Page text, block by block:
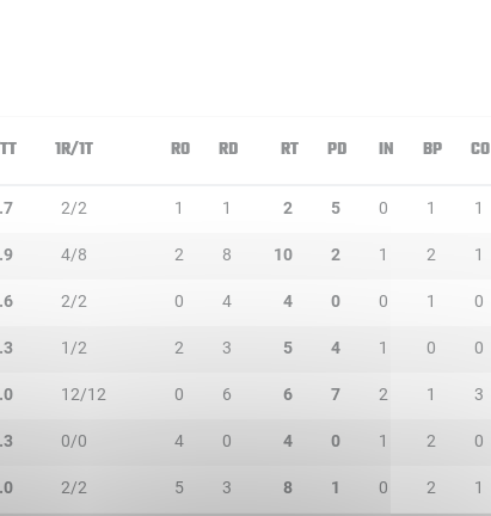
1R/1T RO RD RT PD IN BP CO
2/2 1 1 2 5 0 1 1
4/8 2 8 10 2 1 2 1
2/2 0 4 4 0 0 1 0
1/2 2 3 5 4 1 0 0
12/12 0 6 6 7 2 1 3
0/0 4 0 4 0 1 2 0
2/2 5 3 8 1 0 2 1